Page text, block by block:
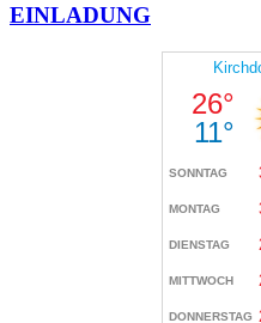
EINLADUNG